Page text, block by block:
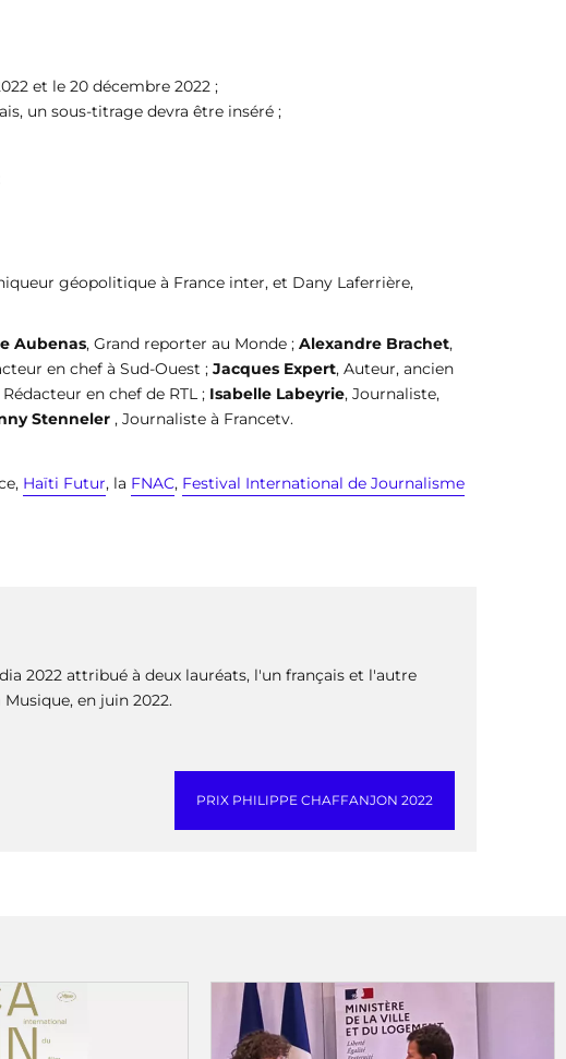
et le 20 décembre 2022 ;
un sous-titrage devra être inséré ;
géopolitique à France inter, et Dany Laferrière,
Aubenas, Grand reporter au Monde ; Alexandre Brachet,
en chef à Sud-Ouest ; Jacques Expert, Auteur, ancien
Rédacteur en chef de RTL ; Isabelle Labeyrie, Journaliste,
Stenneler , Journaliste à Francetv.
Haïti Futur, la FNAC, Festival International de Journalisme
2022 attribué à deux lauréats, l'un français et l'autre
en juin 2022.
PRIX PHILIPPE CHAFFANJON 2022